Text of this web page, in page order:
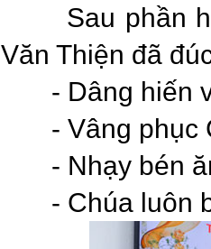
Sau phần
Văn Thiện đã
- Dâng hiến
- Vâng phục
- Nhạy bén
- Chúa luôn